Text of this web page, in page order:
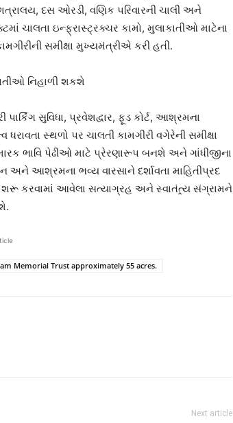
દસ ઓરડી, વણિક પરિવારની ચાલી અને
ચાલતા ઇન્ફ્રાસ્ટ્રક્ચર કામો, મુલાકાતીઓ માટેના
સમીક્ષા મુખ્યમંત્રીએ કરી હતી.
નિહાળી શકશે
સુવિધા, પ્રવેશદ્વાર, ફૂડ કોર્ટ, આશ્રમના
ધરાવતા સ્થળો પર ચાલતી કામગીરી વગેરેની સમીક્ષા
ભાવિ પેઢીઓ માટે પ્રેરણારૂપ બનશે અને ગાંધીજીના
અને આશ્રમના ભવ્ય વારસાને દર્શાવતા માહિતીપ્રદ
કરવામાં આવેલા સત્યાગ્રહ અને સ્વાતંત્ર્ય સંગ્રામને
Memorial Trust approximately 55 acres.
Next article